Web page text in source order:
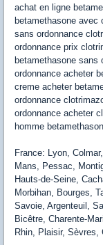
achat en ligne
betamethasone avec
sans ordonnance
ordonnance prix
betamethasone sans
ordonnance acheter
creme acheter
ordonnance
ordonnance acheter
homme
France: Lyon,
Mans, Pessac,
Hauts-de-Seine,
Morbihan, Bourges,
Savoie, Argenteuil,
Bicêtre, Charente-
Rhin, Plaisir, Sèvres,